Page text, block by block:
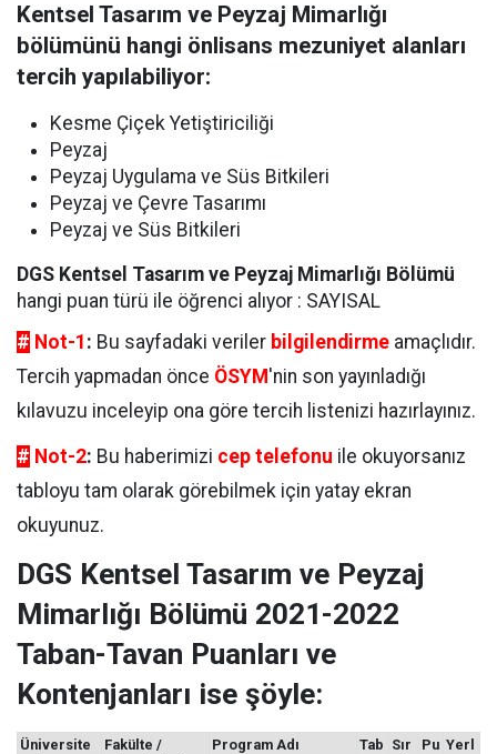
Kentsel Tasarım ve Peyzaj Mimarlığı
bölümünü hangi önlisans mezuniyet alanları
tercih yapılabiliyor:
Kesme Çiçek Yetiştiriciliği
Peyzaj
Peyzaj Uygulama ve Süs Bitkileri
Peyzaj ve Çevre Tasarımı
Peyzaj ve Süs Bitkileri
DGS Kentsel Tasarım ve Peyzaj Mimarlığı Bölümü
hangi puan türü ile öğrenci alıyor : SAYISAL
# Not-1 : Bu sayfadaki veriler bilgilendirme amaçlıdır.
Tercih yapmadan önce ÖSYM 'nin son yayınladığı
kılavuzu inceleyip ona göre tercih listenizi hazırlayınız.
# Not-2: Bu haberimizi cep telefonu ile okuyorsanız
tabloyu tam olarak görebilmek için yatay ekran
okuyunuz.
DGS Kentsel Tasarım ve Peyzaj
Mimarlığı Bölümü 2021-2022
Taban-Tavan Puanları ve
Kontenjanları ise şöyle:
Üniversite
Fakülte /
Program Adı
Tab Sır
Pu Yerl